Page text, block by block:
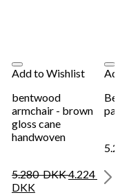
Add to Wishlist
bentwood
armchair - brown
gloss cane
handwoven
5.280DKK4.224
DKK